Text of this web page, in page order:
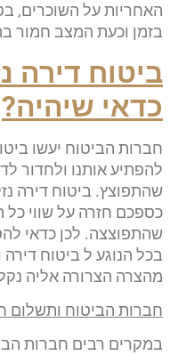
האחריות על השוכרים,
בזמן וכעת המצב חמור
ביטוח דירה
כדאי שיהיה?
חברות הביטוח יעשו
להפתיע אותנו ולחדור
שהתפוצץ. ביטוח דירה
כספכם חזרה על שווי
שהתפוצצה. לכן כדאי
בכל הנוגע ל ביטוח דירה
מהצרה הצרורה אליה
חברות הביטוח ותשלום
במקרים רבים חברות